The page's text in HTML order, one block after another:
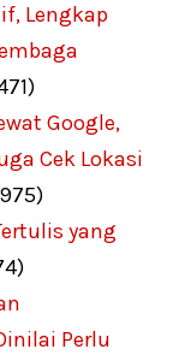
Lengkap
Google,
Cek Lokasi
yang
Perlu